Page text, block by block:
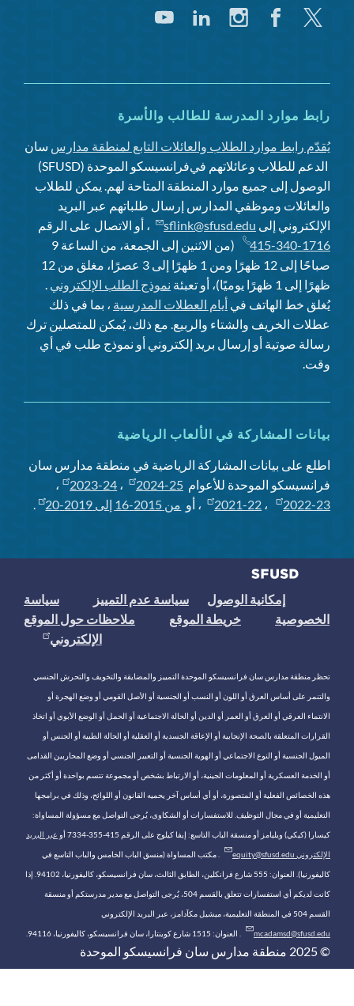
تغريد فيسبوكانستغراملينكد
يوتيوب
رابط موارد المدرسة للطالب والأسرة
يُقدّم رابط موارد الطلاب والعائلات التابع لمنطقة مدارس سان
فرانسيسكو الموحدة (SFUSD)الدعم للطلاب وعائلاتهم في
الوصول إلى جميع موارد المنطقة المتاحة لهم. يمكن للطلاب
والعائلات وموظفي المدارس إرسال طلباتهم عبر البريد
الإلكتروني إلى sflink@sfusd.edu
، أو الاتصال على الرقم
415-340-1716
(من الاثنين إلى الجمعة، من الساعة 9
صباحًا إلى 12 ظهرًا ومن 1 ظهرًا إلى 3 عصرًا، مغلق من 12
ظهرًا إلى 1 ظهرًا يوميًا)، أو تعبئة
نموذج الطلب الإلكتروني .
يُغلق خط الهاتف في أيام العطلات المدرسية ، بما في ذلك
عطلات الخريف والشتاء والربيع. مع ذلك، يُمكن للمتصلين ترك
رسالة صوتية أو إرسال بريد إلكتروني أو نموذج طلب في أي
وقت.
بيانات المشاركة في الألعاب الرياضية
اطلع على بيانات المشاركة الرياضية في منطقة مدارس سان
فرانسيسكو الموحدة للأعوام 2024-25 ، 2023-24
،
2022-23
، 2021-22 ، أو من 2015-16 إلى 2019-20 .
إمكانية الوصول سياسة عدم التمييز
سياسة
الخصوصية
خريطة الموقع
ملاحظات حول الموقع
الإلكتروني
تحظر منطقة مدارس سان فرانسيسكو الموحدة التمييز والمضايقة والتخويف والتحرش الجنسي
والتنمر على أساس العرق أو اللون أو النسب أو الجنسية أو الأصل القومي أو وضع الهجرة أو
الانتماء العرقي أو العرق أو العمر أو الدين أو الحالة الاجتماعية أو الحمل أو الوضع الأبوي أو اتخاذ
القرارات المتعلقة بالصحة الإنجابية أو الإعاقة الجسدية أو العقلية أو الحالة الطبية أو الجنس أو
الميول الجنسية أو النوع الاجتماعي أو الهوية الجنسية أو التعبير الجنسي أو وضع المحاربين القدامى
أو الخدمة العسكرية أو المعلومات الجينية، أو الارتباط بشخص أو مجموعة تتسم بواحدة أو أكثر من
هذه الخصائص الفعلية أو المتصورة، أو أي أساس آخر يحميه القانون أو اللوائح، وذلك في برامجها
التعليمية أو في مجال التوظيف. للاستفسارات أو الشكاوى، يُرجى التواصل مع مسؤولة المساواة:
كيسارا (كيكي) ويليامز أو منسقة الباب التاسع: إيفا كيلوج على الرقم 415-355-7334 أو عبر البريد
الإلكتروني equity@sfusd.edu . مكتب المساواة (منسق الباب الخامس والباب التاسع في
كاليفورنيا). العنوان: 555 شارع فرانكلين، الطابق الثالث، سان فرانسيسكو، كاليفورنيا، 94102. إذا
كانت لديكم أي استفسارات تتعلق بالقسم 504، يُرجى التواصل مع مدير مدرستكم أو منسقة
القسم 504 في المنطقة التعليمية، ميشيل مكآدامز، عبر البريد الإلكتروني
mcadamsd@sfusd.edu . العنوان: 1515 شارع كوينتارا، سان فرانسيسكو، كاليفورنيا، 94116.
© 2025 منطقة مدارس سان فرانسيسكو الموحدة